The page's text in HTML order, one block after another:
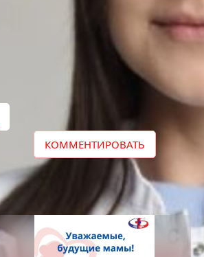
КОММЕНТИРОВАТЬ